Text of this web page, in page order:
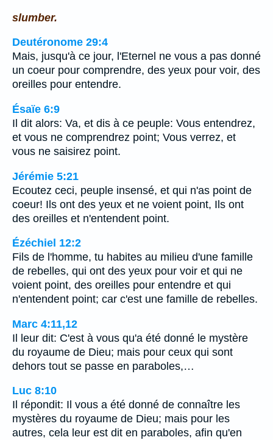
slumber.
Deutéronome 29:4
Mais, jusqu'à ce jour, l'Eternel ne vous a pas donné
un coeur pour comprendre, des yeux pour voir, des
oreilles pour entendre.
Ésaïe 6:9
Il dit alors: Va, et dis à ce peuple: Vous entendrez,
et vous ne comprendrez point; Vous verrez, et
vous ne saisirez point.
Jérémie 5:21
Ecoutez ceci, peuple insensé, et qui n'as point de
coeur! Ils ont des yeux et ne voient point, Ils ont
des oreilles et n'entendent point.
Ézéchiel 12:2
Fils de l'homme, tu habites au milieu d'une famille
de rebelles, qui ont des yeux pour voir et qui ne
voient point, des oreilles pour entendre et qui
n'entendent point; car c'est une famille de rebelles.
Marc 4:11,12
Il leur dit: C'est à vous qu'a été donné le mystère
du royaume de Dieu; mais pour ceux qui sont
dehors tout se passe en paraboles,…
Luc 8:10
Il répondit: Il vous a été donné de connaître les
mystères du royaume de Dieu; mais pour les
autres, cela leur est dit en paraboles, afin qu'en